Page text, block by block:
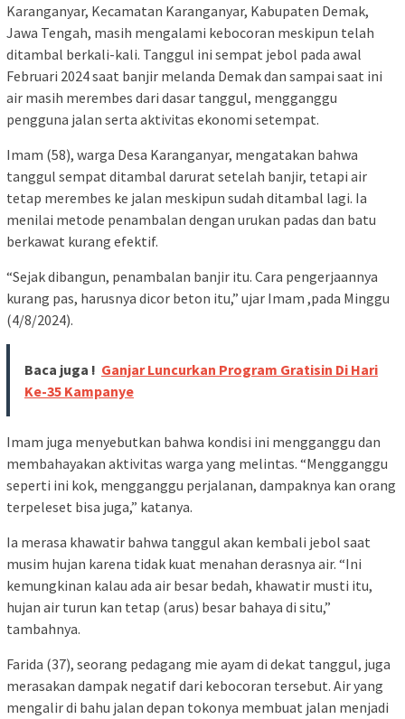
Karanganyar, Kecamatan Karanganyar, Kabupaten Demak,
Jawa Tengah, masih mengalami kebocoran meskipun telah
ditambal berkali-kali. Tanggul ini sempat jebol pada awal
Februari 2024 saat banjir melanda Demak dan sampai saat ini
air masih merembes dari dasar tanggul, mengganggu
pengguna jalan serta aktivitas ekonomi setempat.
Imam (58), warga Desa Karanganyar, mengatakan bahwa
tanggul sempat ditambal darurat setelah banjir, tetapi air
tetap merembes ke jalan meskipun sudah ditambal lagi. Ia
menilai metode penambalan dengan urukan padas dan batu
berkawat kurang efektif.
“Sejak dibangun, penambalan banjir itu. Cara pengerjaannya
kurang pas, harusnya dicor beton itu,” ujar Imam ,pada Minggu
(4/8/2024).
Baca juga ! Ganjar Luncurkan Program Gratisin Di Hari
Ke-35 Kampanye
Imam juga menyebutkan bahwa kondisi ini mengganggu dan
membahayakan aktivitas warga yang melintas. “Mengganggu
seperti ini kok, mengganggu perjalanan, dampaknya kan orang
terpeleset bisa juga,” katanya.
Ia merasa khawatir bahwa tanggul akan kembali jebol saat
musim hujan karena tidak kuat menahan derasnya air. “Ini
kemungkinan kalau ada air besar bedah, khawatir musti itu,
hujan air turun kan tetap (arus) besar bahaya di situ,”
tambahnya.
Farida (37), seorang pedagang mie ayam di dekat tanggul, juga
merasakan dampak negatif dari kebocoran tersebut. Air yang
mengalir di bahu jalan depan tokonya membuat jalan menjadi